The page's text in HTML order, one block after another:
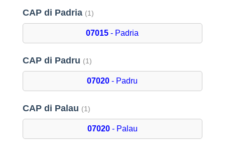
CAP di Padria (1)
07015 - Padria
CAP di Padru (1)
07020 - Padru
CAP di Palau (1)
07020- Palau